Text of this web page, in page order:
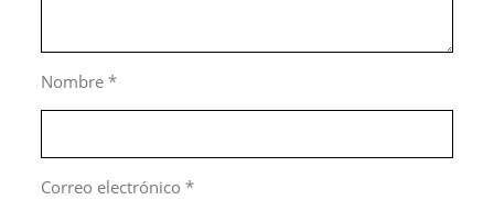
Nombre*
Correo electrónico*